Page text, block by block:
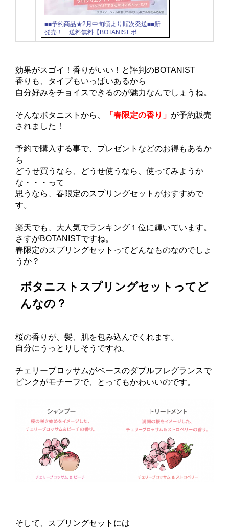
■■予約商品★2月中旬頃より順次発送■■新
発売！ 送料無料【BOTANIST ボ...
効果がスゴイ！香りがいい！と評判のBOTANIST
香りも、タイプもいっぱいあるから
自分好みをチョイスできるのが魅力なんでしょうね。
そんなボタニストから、 「春限定の香り」 が予約販売
されました！
予約で購入する事で、プレゼントなどのお得もあるか
ら
どうせ買うなら、どうせ使うなら、使ってみようか
な・・・って
思うなら、春限定のスプリングセットがおすすめで
す。
楽天でも、大人気でランキング１位に輝いています。
さすがBOTANISTですね。
春限定のスプリングセットってどんなものなのでしょ
うか？
ボタニストスプリングセットってど
んなの？
桜の香りが、髪、肌を包み込んでくれます。
自分にうっとりしそうですね。
チェリーブロッサムがベースのダブルフレグランスで
ピンクがモチーフで、とってもかわいいのです。
そして、スプリングセットには